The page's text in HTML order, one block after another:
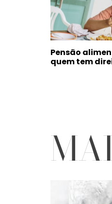
Pensão
quem tem